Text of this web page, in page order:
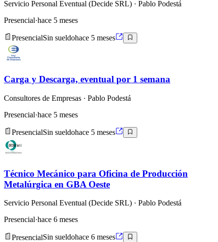
Servicio Personal Eventual (Decide SRL) · Pablo Podestá
Presencial·hace 5 meses
PresencialSin sueldohace 5 meses
Carga y Descarga, eventual por 1 semana
Consultores de Empresas · Pablo Podestá
Presencial·hace 5 meses
PresencialSin sueldohace 5 meses
Técnico Mecánico para Oficina de Producción
Metalúrgica en GBA Oeste
Servicio Personal Eventual (Decide SRL) · Pablo Podestá
Presencial·hace 6 meses
PresencialSin sueldohace 6 meses